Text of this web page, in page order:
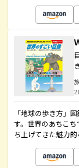
「地球の歩き方」
す。世界のあちこ
ち上げてきた魅力的